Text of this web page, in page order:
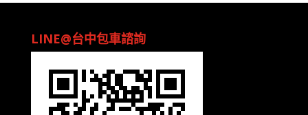
LINE@台中包車諮詢